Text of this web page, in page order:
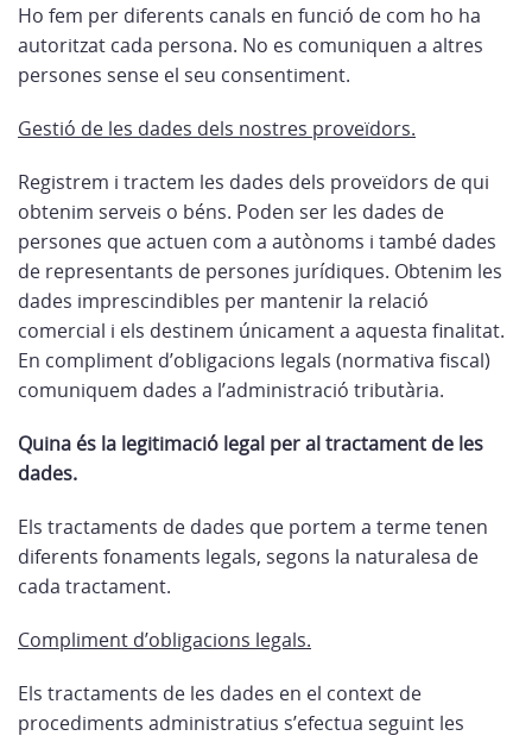
Ho fem per diferents canals en funció de com ho ha
autoritzat cada persona. No es comuniquen a altres
persones sense el seu consentiment.
Gestió de les dades dels nostres proveïdors.
Registrem i tractem les dades dels proveïdors de qui
obtenim serveis o béns. Poden ser les dades de
persones que actuen com a autònoms i també dades
de representants de persones jurídiques. Obtenim les
dades imprescindibles per mantenir la relació
comercial i els destinem únicament a aquesta finalitat.
En compliment d’obligacions legals (normativa fiscal)
comuniquem dades a l’administració tributària.
Quina és la legitimació legal per al tractament de les
dades.
Els tractaments de dades que portem a terme tenen
diferents fonaments legals, segons la naturalesa de
cada tractament.
Compliment d’obligacions legals.
Els tractaments de les dades en el context de
procediments administratius s’efectua seguint les